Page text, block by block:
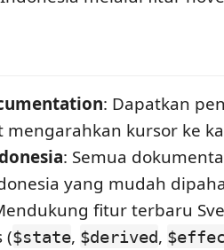
: Dapatkan
mengarahkan kursor ke
: Semua
yang mudah
fitur terbaru
($state, $derived,